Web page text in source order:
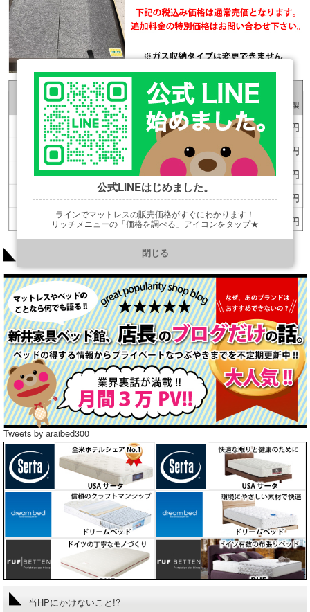
Tweets by araibed300
当HPにかけないこと!?
公式LINEはじめました。
ラインでマットレスの販売価格がすぐにわかります！
リッチメニューの「価格を調べる」アイコンをタップ★
https://line.me/R/ti/p/@901ptzjz
閉じる